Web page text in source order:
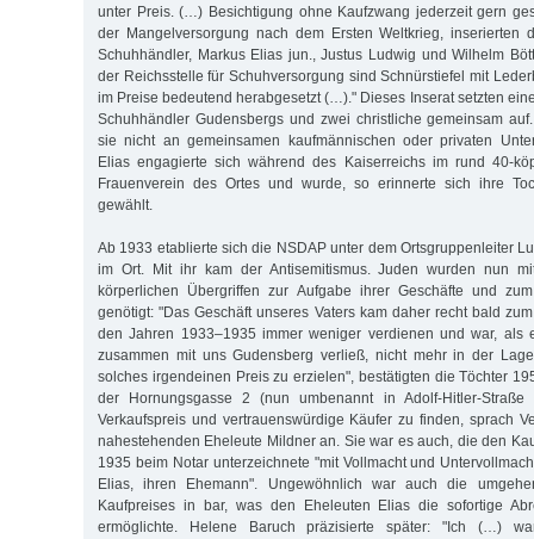
unter Preis. (…) Besichtigung ohne Kaufzwang jederzeit gern
der Mangelversorgung nach dem Ersten Weltkrieg, inserierten
Schuhhändler, Markus Elias jun., Justus Ludwig und Wilhelm
der Reichsstelle für Schuhversorgung sind Schnürstiefel mit
im Preise bedeutend herabgesetzt (…)." Dieses Inserat setzten
Schuhhändler Gudensbergs und zwei christliche gemeinsam
sie nicht an gemeinsamen kaufmännischen oder privaten
Elias engagierte sich während des Kaiserreichs im rund 40-
Frauenverein des Ortes und wurde, so erinnerte sich ihre
gewählt.
Ab 1933 etablierte sich die NSDAP unter dem Ortsgruppenleiter
im Ort. Mit ihr kam der Antisemitismus. Juden wurden nun
körperlichen Übergriffen zur Aufgabe ihrer Geschäfte und
genötigt: "Das Geschäft unseres Vaters kam daher recht bald
den Jahren 1933–1935 immer weniger verdienen und war, als
zusammen mit uns Gudensberg verließ, nicht mehr in der
solches irgendeinen Preis zu erzielen", bestätigten die Töchter
der Hornungsgasse 2 (nun umbenannt in Adolf-Hitler-
Verkaufspreis und vertrauenswürdige Käufer zu finden, sprach
nahestehenden Eheleute Mildner an. Sie war es auch, die den
1935 beim Notar unterzeichnete "mit Vollmacht und
Elias, ihren Ehemann". Ungewöhnlich war auch die
Kaufpreises in bar, was den Eheleuten Elias die sofortige
ermöglichte. Helene Baruch präzisierte später: "Ich (…)